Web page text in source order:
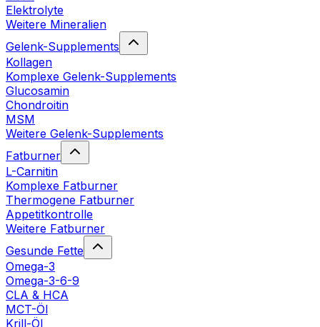
Elektrolyte
Weitere Mineralien
Gelenk-Supplements
Kollagen
Komplexe Gelenk-Supplements
Glucosamin
Chondroitin
MSM
Weitere Gelenk-Supplements
Fatburner
L-Carnitin
Komplexe Fatburner
Thermogene Fatburner
Appetitkontrolle
Weitere Fatburner
Gesunde Fette
Omega-3
Omega-3-6-9
CLA & HCA
MCT-Öl
Krill-Öl